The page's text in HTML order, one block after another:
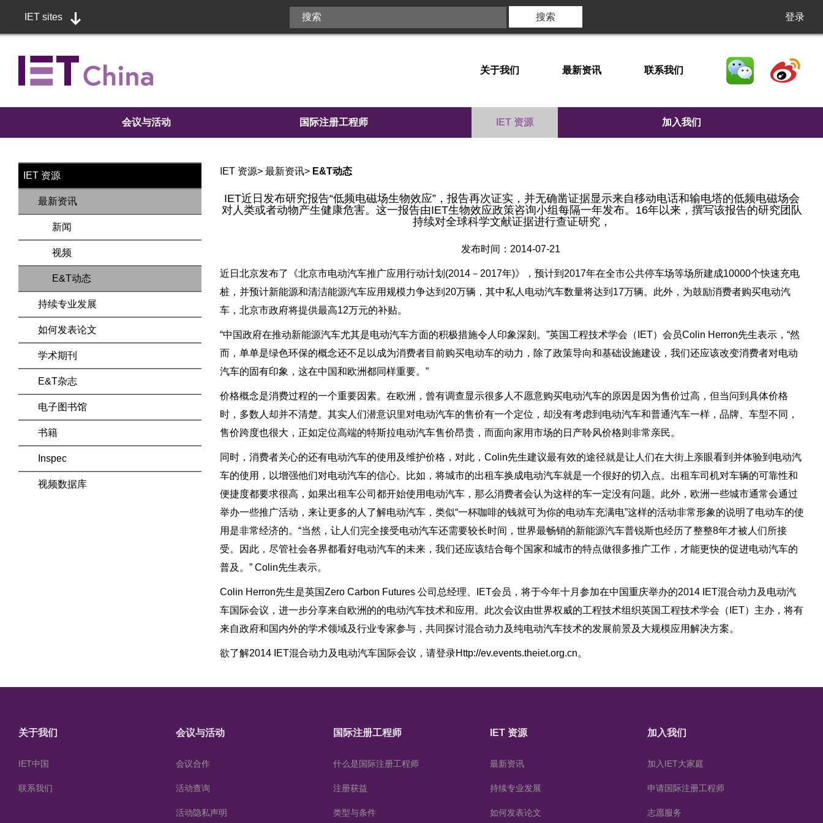
IET sites 登录
关于我们 最新资讯 联系我们
会议与活动 国际注册工程师 IET 资源 加入我们
IET 资源
最新资讯
新闻
视频
E&T动态
持续专业发展
如何发表论文
学术期刊
E&T杂志
电子图书馆
书籍
Inspec
视频数据库
IET 资源> 最新资讯> E&T动态
IET近日发布研究报告“低频电磁场生物效应”，报告再次证实，并无确凿证据显示来自移动电话和输电塔的低频电磁场会
对人类或者动物产生健康危害。这一报告由IET生物效应政策咨询小组每隔一年发布。16年以来，撰写该报告的研究团队
持续对全球科学文献证据进行查证研究，
发布时间：2014-07-21
近日北京发布了《北京市电动汽车推广应用行动计划(2014－2017年)》，预计到2017年在全市公共停车场等场所建成10000个快速充电
桩，并预计新能源和清洁能源汽车应用规模力争达到20万辆，其中私人电动汽车数量将达到17万辆。此外，为鼓励消费者购买电动汽
车，北京市政府将提供最高12万元的补贴。
“中国政府在推动新能源汽车尤其是电动汽车方面的积极措施令人印象深刻。”英国工程技术学会（IET）会员Colin Herron先生表示，“然
而，单单是绿色环保的概念还不足以成为消费者目前购买电动车的动力，除了政策导向和基础设施建设，我们还应该改变消费者对电动
汽车的固有印象，这在中国和欧洲都同样重要。”
价格概念是消费过程的一个重要因素。在欧洲，曾有调查显示很多人不愿意购买电动汽车的原因是因为售价过高，但当问到具体价格
时，多数人却并不清楚。其实人们潜意识里对电动汽车的售价有一个定位，却没有考虑到电动汽车和普通汽车一样，品牌、车型不同，
售价跨度也很大，正如定位高端的特斯拉电动汽车售价昂贵，而面向家用市场的日产聆风价格则非常亲民。
同时，消费者关心的还有电动汽车的使用及维护价格，对此，Colin先生建议最有效的途径就是让人们在大街上亲眼看到并体验到电动汽
车的使用，以增强他们对电动汽车的信心。比如，将城市的出租车换成电动汽车就是一个很好的切入点。出租车司机对车辆的可靠性和
便捷度都要求很高，如果出租车公司都开始使用电动汽车，那么消费者会认为这样的车一定没有问题。此外，欧洲一些城市通常会通过
举办一些推广活动，来让更多的人了解电动汽车，类似“一杯咖啡的钱就可为你的电动车充满电”这样的活动非常形象的说明了电动车的使
用是非常经济的。“当然，让人们完全接受电动汽车还需要较长时间，世界最畅销的新能源汽车普锐斯也经历了整整8年才被人们所接
受。因此，尽管社会各界都看好电动汽车的未来，我们还应该结合每个国家和城市的特点做很多推广工作，才能更快的促进电动汽车的
普及。” Colin先生表示。
Colin Herron先生是英国Zero Carbon Futures 公司总经理、IET会员，将于今年十月参加在中国重庆举办的2014 IET混合动力及电动汽
车国际会议，进一步分享来自欧洲的的电动汽车技术和应用。此次会议由世界权威的工程技术组织英国工程技术学会（IET）主办，将有
来自政府和国内外的学术领域及行业专家参与，共同探讨混合动力及纯电动汽车技术的发展前景及大规模应用解决方案。
欲了解2014 IET混合动力及电动汽车国际会议，请登录Http://ev.events.theiet.org.cn。
关于我们
IET中国
联系我们
会议与活动
会议合作
活动查询
活动隐私声明
国际注册工程师
什么是国际注册工程师
注册获益
类型与条件
IET 资源
最新资讯
持续专业发展
如何发表论文
加入我们
加入IET大家庭
申请国际注册工程师
志愿服务